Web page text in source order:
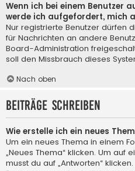
Wenn ich bei einem Benutzer
werde ich aufgefordert, mich
Nur registrierte Benutzer dürfen
für Nachrichten an andere
Board-Administration
soll den Missbrauch dieses
Nach oben
Beiträge schreiben
Wie erstelle ich ein neues
Um ein neues Thema in einem
„Neues Thema“ klicken. Um auf
musst du auf „Antworten“